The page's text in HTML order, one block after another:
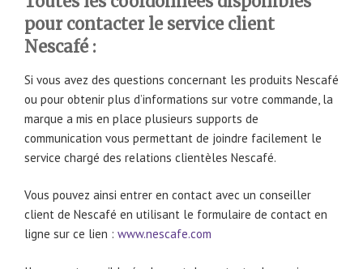
pour contacter le service client
Nescafé :
Si vous avez des questions concernant les produits Nescafé
ou pour obtenir plus d’informations sur votre commande, la
marque a mis en place plusieurs supports de
communication vous permettant de joindre facilement le
service chargé des relations clientèles Nescafé.
Vous pouvez ainsi entrer en contact avec un conseiller
client de Nescafé en utilisant le formulaire de contact en
ligne sur ce lien : www.nescafe.com